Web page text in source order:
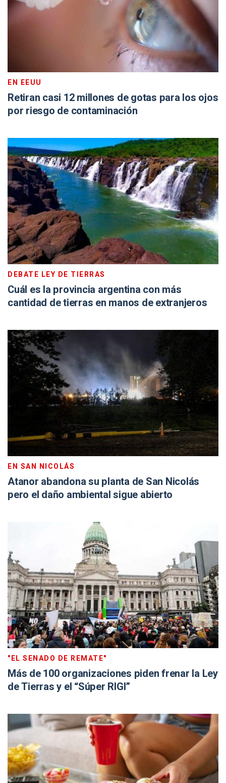
EN EEUU
Retiran casi 12 millones de gotas para los ojos
por riesgo de contaminación
DEBATE LEY DE TIERRAS
Cuál es la provincia argentina con más
cantidad de tierras en manos de extranjeros
EN SAN NICOLÁS
Atanor abandona su planta de San Nicolás
pero el daño ambiental sigue abierto
"EL SENADO DE REMATE"
Más de 100 organizaciones piden frenar la Ley
de Tierras y el “Súper RIGI”